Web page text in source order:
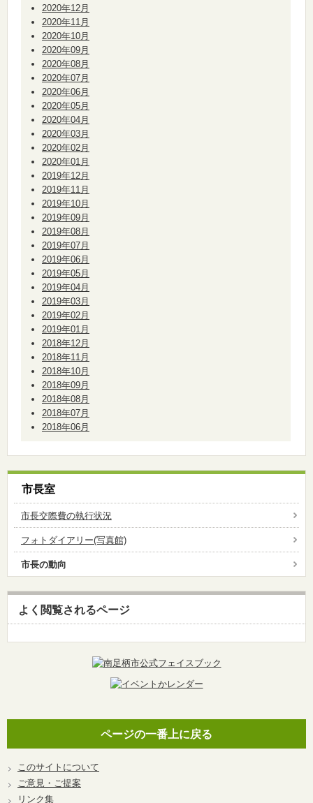
2020年12月
2020年11月
2020年10月
2020年09月
2020年08月
2020年07月
2020年06月
2020年05月
2020年04月
2020年03月
2020年02月
2020年01月
2019年12月
2019年11月
2019年10月
2019年09月
2019年08月
2019年07月
2019年06月
2019年05月
2019年04月
2019年03月
2019年02月
2019年01月
2018年12月
2018年11月
2018年10月
2018年09月
2018年08月
2018年07月
2018年06月
市長室
市長交際費の執行状況
フォトダイアリー(写真館)
市長の動向
よく閲覧されるページ
ページの一番上に戻る
このサイトについて
ご意見・ご提案
リンク集